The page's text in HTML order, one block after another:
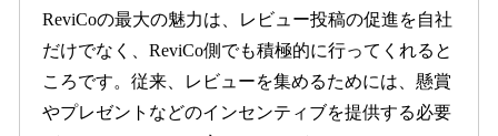
ReviCoの最大の魅力は、レビュー投稿の促進を自社
だけでなく、ReviCo側でも積極的に行ってくれると
ころです。従来、レビューを集めるためには、懸賞
やプレゼントなどのインセンティブを提供する必要